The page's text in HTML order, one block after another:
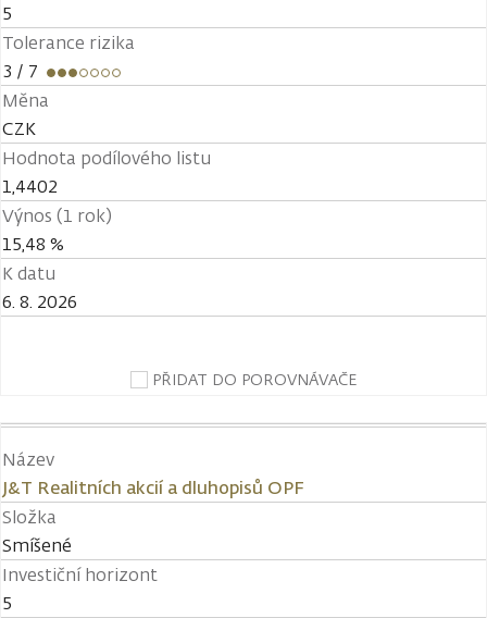
5
Tolerance rizika
3 / 7
Měna
CZK
Hodnota podílového listu
1,4402
Výnos (1 rok)
15,48 %
K datu
6. 8. 2026
PŘIDAT DO POROVNÁVAČE
Název
J&T Realitních akcií a dluhopisů OPF
Složka
Smíšené
Investiční horizont
5